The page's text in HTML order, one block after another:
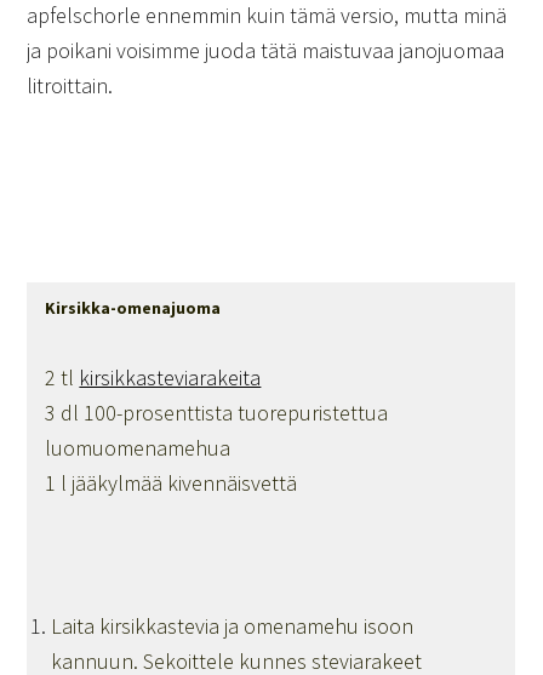
apfelschorle ennemmin kuin tämä versio, mutta minä
ja poikani voisimme juoda tätä maistuvaa janojuomaa
litroittain.
Kirsikka-omenajuoma
2 tl kirsikkasteviarakeita
3 dl 100-prosenttista tuorepuristettua
luomuomenamehua
1 l jääkylmää kivennäisvettä
Laita kirsikkastevia ja omenamehu isoon
kannuun. Sekoittele kunnes steviarakeet